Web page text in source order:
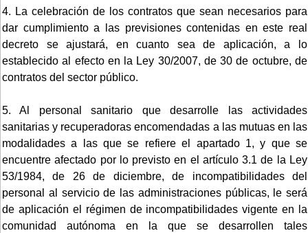
4. La celebración de los contratos que sean necesarios para
dar cumplimiento a las previsiones contenidas en este real
decreto se ajustará, en cuanto sea de aplicación, a lo
establecido al efecto en la Ley 30/2007, de 30 de octubre, de
contratos del sector público.
5. Al personal sanitario que desarrolle las actividades
sanitarias y recuperadoras encomendadas a las mutuas en las
modalidades a las que se refiere el apartado 1, y que se
encuentre afectado por lo previsto en el artículo 3.1 de la Ley
53/1984, de 26 de diciembre, de incompatibilidades del
personal al servicio de las administraciones públicas, le será
de aplicación el régimen de incompatibilidades vigente en la
comunidad autónoma en la que se desarrollen tales